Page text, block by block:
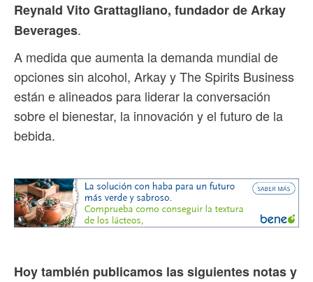
Reynald Vito Grattagliano, fundador de Arkay
Beverages.
A medida que aumenta la demanda mundial de
opciones sin alcohol, Arkay y The Spirits Business
están e alineados para liderar la conversación
sobre el bienestar, la innovación y el futuro de la
bebida.
Hoy también publicamos las siguientes notas y